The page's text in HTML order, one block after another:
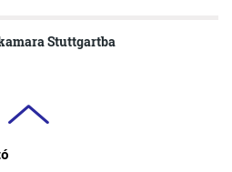
Stuttgartba